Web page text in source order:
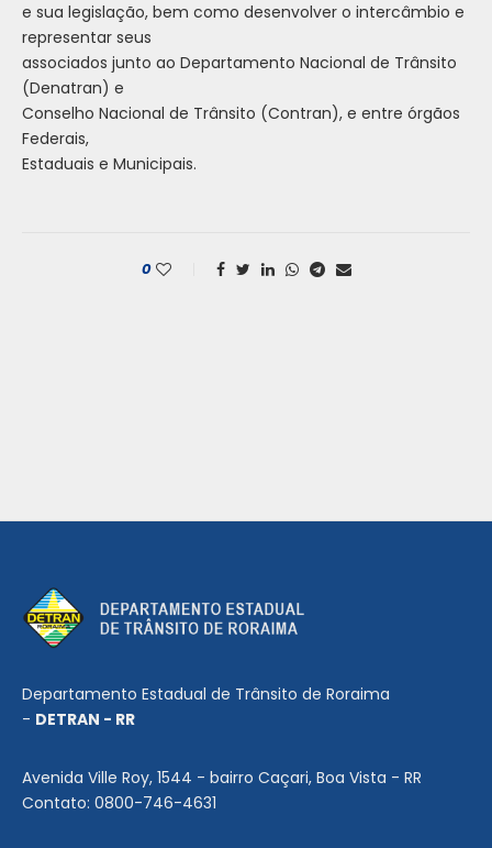
e sua legislação, bem como desenvolver o intercâmbio e
representar seus
associados junto ao Departamento Nacional de Trânsito
(Denatran) e
Conselho Nacional de Trânsito (Contran), e entre órgãos
Federais,
Estaduais e Municipais.
0
Departamento Estadual de Trânsito de Roraima
- DETRAN - RR
Avenida Ville Roy, 1544 - bairro Caçari, Boa Vista - RR
Contato: 0800-746-4631